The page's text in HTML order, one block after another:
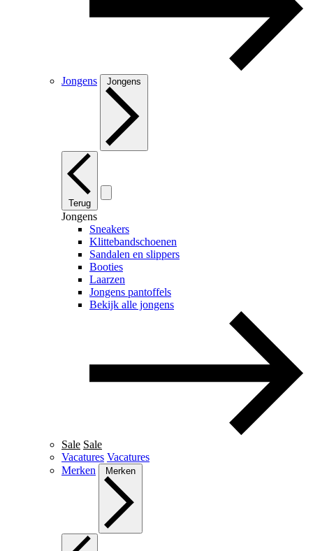
Jongens Jongens
Terug
Jongens
Sneakers
Klittebandschoenen
Sandalen en slippers
Booties
Laarzen
Jongens pantoffels
Bekijk alle jongens
Sale Sale
Vacatures Vacatures
Merken
Merken